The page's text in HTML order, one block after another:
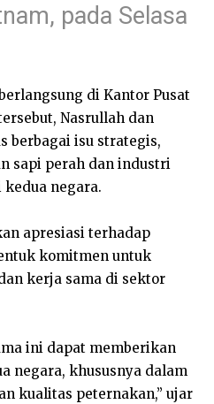
pada Selasa
di Kantor Pusat
Nasrullah dan
berbagai isu strategis,
sapi perah dan industri
kedua negara.
apresiasi terhadap
komitmen untuk
kerja sama di sektor
ini dapat memberikan
negara, khususnya dalam
kualitas peternakan,” ujar